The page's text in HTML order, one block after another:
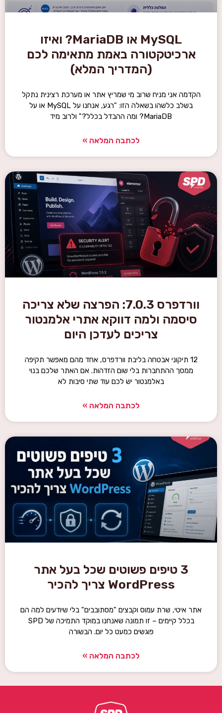
MySQL או MariaDB? ואיזו
ארכיטקטורה באמת מתאימה לכם
(המדריך המלא)
הקדמה אני מניח שרוב מי שמריץ אתר או מערכת רצינית נתקל
בשלב כלשהו בשאלה הזו: "רגע, אנחנו על MySQL או על
MariaDB? ומה ההבדל בכלל?" ולרוב מיד
לכתבה המלאה »
וורדפרס 7.0.3: הפרצה שלא צריכה
סיסמה ולמה דווקא אתרי אלמנטור
צריכים לעדכן היום
12 תיקוני אבטחה בליבת וורדפרס, אחד מהם מאפשר תקיפה
ממסך ההתחברות בלי שום הזדהות. אם האתר שלכם בנוי
באלמנטור יש לכם עוד שתי סיבות לא
לכתבה המלאה »
3 טיפים פשוטים שכל בעל אתר
WordPress צריך להכיר
אתר איטי, שרת עמוס וקבצים "מסתובבים" בלי שיודעים למה הם
בכלל קיימים – זו תמונה שאנחנו במוקד התמיכה של SPD
פוגשים כמעט כל יום. הבשורה
לכתבה המלאה »